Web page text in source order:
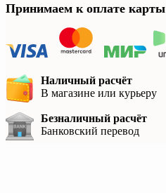
Принимаем к оплате карты
Наличный расчёт
В магазине или курьеру
Безналичный расчёт
Банковский перевод